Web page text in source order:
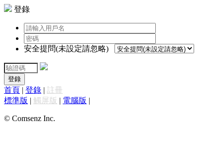
登錄
安全提問(未設定請忽略)
登錄
首頁 | 登錄 | 註冊
標準版 | 觸屏版 | 電腦版 |
© Comsenz Inc.